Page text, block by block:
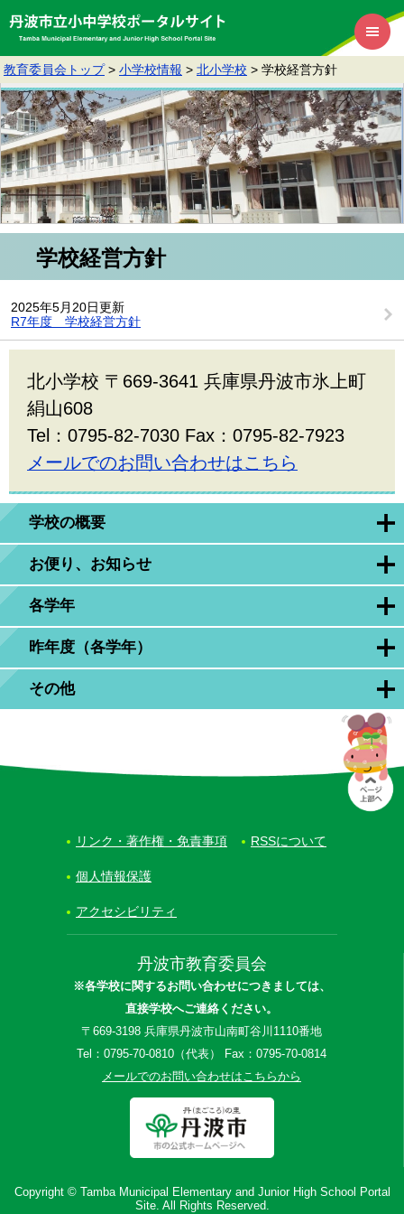
教育委員会トップ > 小学校情報 > 北小学校 > 学校経営方針
学校の概要
お便り、お知らせ
各学年
昨年度（各学年）
その他
学校経営方針
2025年5月20日更新
R7年度 学校経営方針
北小学校 〒669-3641 兵庫県丹波市氷上町
絹山608
Tel：0795-82-7030 Fax：0795-82-7923
メールでのお問い合わせはこちら
丹波市教育委員会
※各学校に関するお問い合わせにつきましては、
直接学校へご連絡ください。
〒669-3198 兵庫県丹波市山南町谷川1110番地
Tel：0795-70-0810（代表） Fax：0795-70-0814
メールでのお問い合わせはこちらから
リンク・著作権・免責事項 RSSについて
個人情報保護
アクセシビリティ
Copyright © Tamba Municipal Elementary and Junior High School Portal
Site. All Rights Reserved.